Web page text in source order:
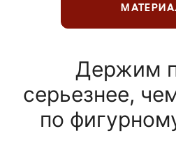
Держим
серьезнее,
по